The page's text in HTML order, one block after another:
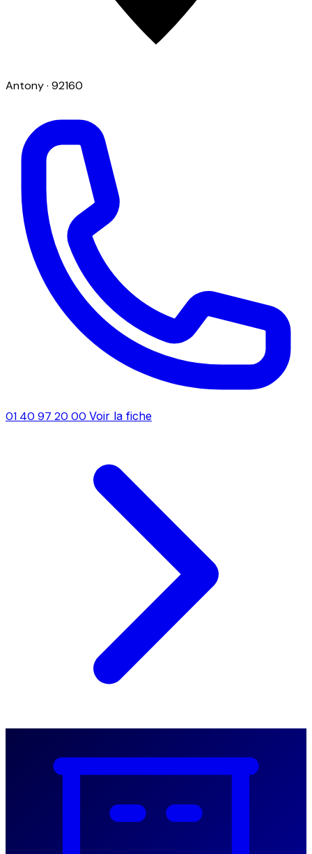
Antony· 92160
01 40 97 20 00 Voir la fiche